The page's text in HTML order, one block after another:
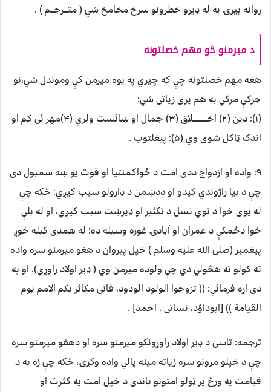
روانه بیړۍ به له ډیرو خطرونو سرخ مخامخ شي ( متـــرجـــم ) .
د میرمنو څو مهم خصلتونه
هغه مهم خصلتونه چې که چیري په یوه میرمن کې وموندل شي،نو
جرګې مرکي به هم پری زیاتی شي:
(۱): دین (۲) اخــــــــــــلاق (۳) جمال او ښائست ولري (۴)مهر ئی کم او
اندک ټاکل شوی وي (۵): پیغلتوب .
۹: واده او ازدواج ددی امت د ځواکمنتیا او قوت یو ښه سمبول دی
چې د بیا راژوندي کیدو او ددښمن د ډارولو سبب کیږي؛ ځکه چې
له یوی خوا د نوي نسل د تکثیر او ډیرښت سبب کیږي، او له بلې
خوا دځمکې د عمران او آبادۍ غوره وسیله ده؛ له همدی کبله خوږ
پیغمبر (صلی الله علیه وسلم ) خپل پیروان د هغو میرمنو سره واده
ته کولو ته هڅولي دي چې ولوده میرمن وي ( ډیر اولاد راوړي). او په
دی اړه فرمائي: (( تزوجوا الولود الودود، فانی مکاثر بکم الامم یوم
القیامة )) [ابوداؤد، نسائی ، احمد] .
ترجمه: تاسی د ډیر اولاد راوړونکو میرمنو سره او دهغو میرمنو سره
چې د خپلو مړونو سره زیاته مینه پالي واده وکړۍ، ځکه چې زه به د
قیامت په ورځ پر ټولو امتونو باندی د خپل امت په کثرت او